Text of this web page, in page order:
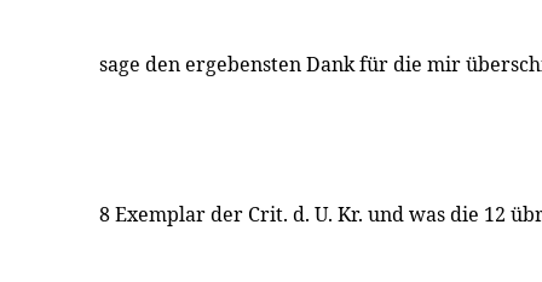
sage den ergebensten Dank für die mir
8 Exemplar der Crit. d. U. Kr. und was die 12